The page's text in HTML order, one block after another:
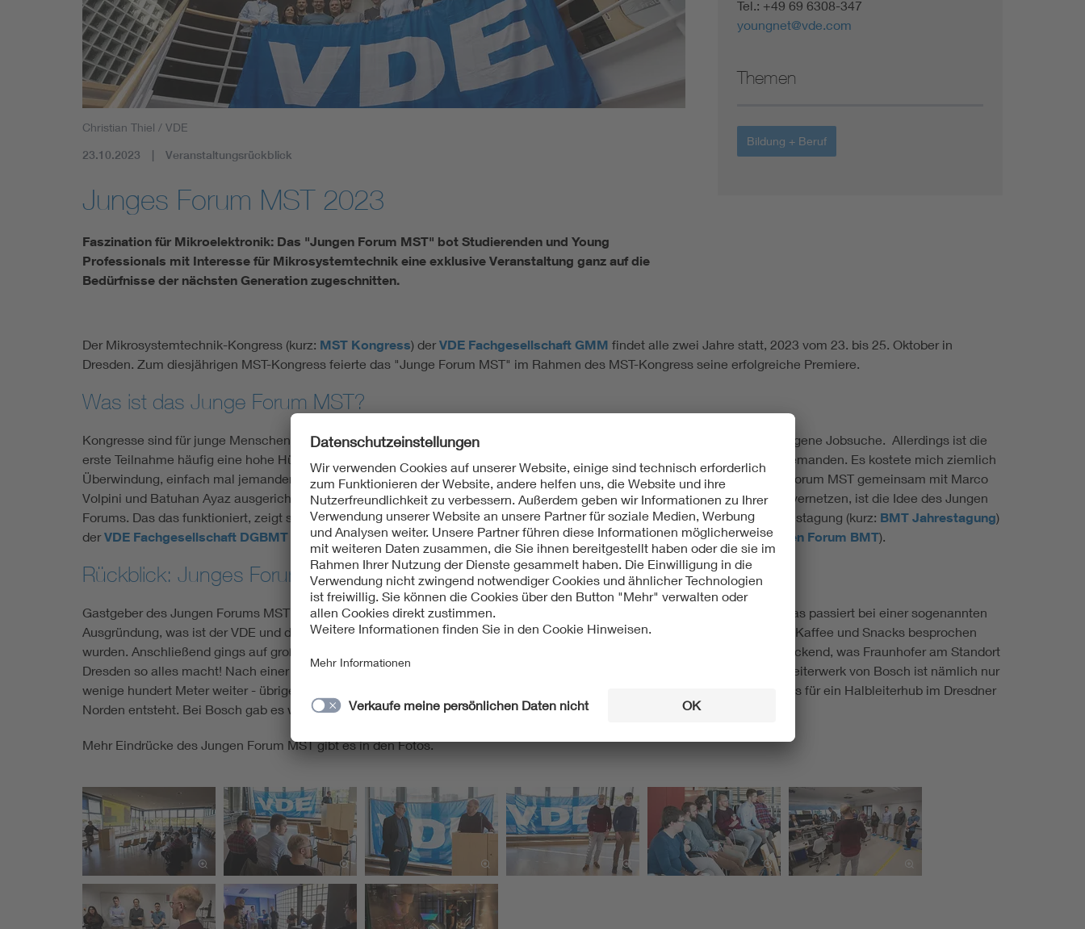
Mobility
Standards
Energy storage
Functional safety
Renewable energies
Christian Thiel / VDE
23.10.2023 Veranstaltungsrückblick
Junges Forum MST 2023
Faszination für Mikroelektronik: Das "Jungen Forum MST" bot Studierenden und Young
Professionals mit Interesse für Mikrosystemtechnik eine exklusive Veranstaltung ganz auf die
Bedürfnisse der nächsten Generation zugeschnitten.
Tel.: +49 69 6308-347
youngnet@vde.com
Themen
Bildung + Beruf
Der Mikrosystemtechnik-Kongress (kurz: MST Kongress) derVDE Fachgesellschaft GMM findet alle zwei Jahre statt, 2023 vom 23. bis 25. Oktober in
Dresden. Zum diesjährigen MST-Kongress feierte das "Junge Forum MST" im Rahmen des MST-Kongress seine erfolgreiche Premiere.
Was ist das Junge Forum MST?
Kongresse sind für junge Menschen wichtige Informationsquellen und eine tolle Möglichkeit zum Networking, z.B. für die eigene Jobsuche. Allerdings ist die
erste Teilnahme häufig eine hohe Hürde. "Als ich das erste mal an einem VDE Kongress teilgenommen habe, kannte ich niemanden. Es kostete mich ziemlich
Überwindung, einfach mal jemanden beim Kongress anzusprechen und zu smalltalken", sagt Sören Köble, der das Junge Forum MST gemeinsam mit Marco
Volpini und Batuhan Ayaz ausgerichtet hat. Junge Menschen, die erstmals an einem Kongress teilnehmen schon vorab zu vernetzen, ist die Idee des Jungen
Forums. Das das funktioniert, zeigt schon seit Jahren das "Junge Forum BMT", das im Rahmen der Biomedizinischen Jahrestagung (kurz: BMT Jahrestagung)
derVDE Fachgesellschaft DGBMT schon seit Jahren erfolgreich durchgeführt wird (hier geht es zumRückblick des Jungen Forum BMT).
Rückblick: Junges Forum MST 2023
Gastgeber des Jungen Forums MST 2023 war das Fraunhofer Institut IPMS in Dresden. Was macht das Fraunhofer IPMS, was passiert bei einer sogenannten
Ausgründung, was ist der VDE und die GMM - das alles waren Fragen, die in der einführenden Veranstaltung vormittags bei Kaffee und Snacks besprochen
wurden. Anschließend gings auf große Tour: durch unterschiedliche Labore, den Showroom bis hin zum Reinraum: beeindruckend, was Fraunhofer am Standort
Dresden so alles macht! Nach einer Stärkung am Mittag ging es weiter zum nächsten Stop: einer Tour bei Bosch. Das Halbleiterwerk von Bosch ist nämlich nur
wenige hundert Meter weiter - übrigens ebenso wie Infineon und das geplante Werk von TSMC. Beindruckend zu sehen, was für ein Halbleiterhub im Dresdner
Norden entsteht. Bei Bosch gab es wiederum eine Tour, diesmal allerdings virtuell.
Mehr Eindrücke des Jungen Forum MST gibt es in den Fotos.